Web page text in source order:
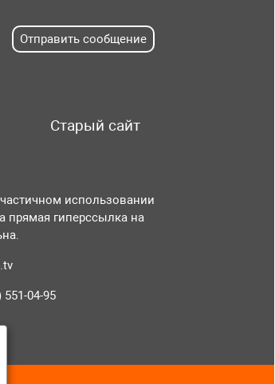
Отправить сообщение
Старый сайт
использовании
прямая гиперссылка на
04-95